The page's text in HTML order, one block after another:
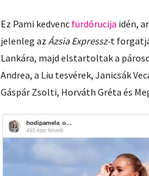
Ez Pami kedvenc fürdőrucija idén,
jelenleg azÁzsia Expressz-t
Lankára, majd elstartoltak a
Andrea, a Liu tesvérek, Janicsák
Gáspár Zsolti, Horváth Gréta és